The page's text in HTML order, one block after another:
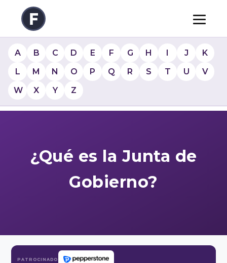
A B C D E F G H I J
K
L
M N O P Q R S T U
V
W
X Y Z
¿Qué es la Junta de
Gobierno?
PATROCINADO